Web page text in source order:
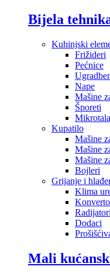
Bijela
Kuhinjski
Frižideri
Pećnice
Nape
Mašine
Šporeti
Kupatilo
Mašine
Mašine
Mašine
Bojleri
Grijanje i
Klima
Radijatori
Dodaci
Mali